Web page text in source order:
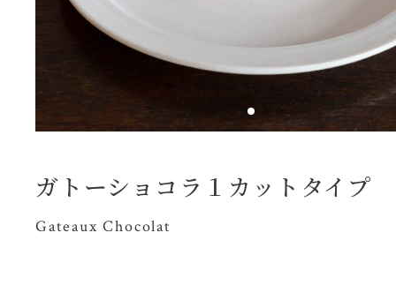
ガトーショコラ１カットタイプ
Gateaux Chocolat